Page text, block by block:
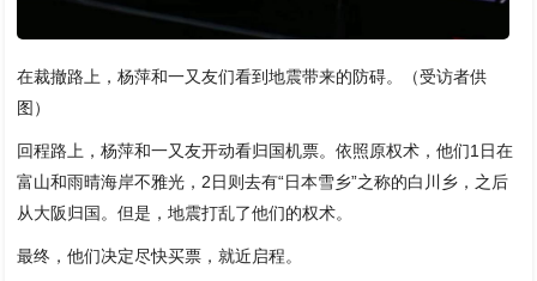
在裁撤路上，杨萍和一又友们看到地震带来的防碍。（受访者供
图）
回程路上，杨萍和一又友开动看归国机票。依照原权术，他们1日在
富山和雨晴海岸不雅光，2日则去有“日本雪乡”之称的白川乡，之后
从大阪归国。但是，地震打乱了他们的权术。
最终，他们决定尽快买票，就近启程。